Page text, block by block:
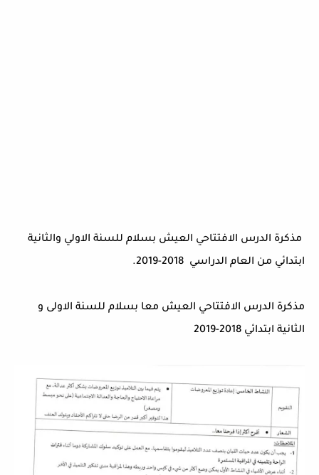
مذكرة الدرس الافتتاحي العيش بسلام للسنة الاولي والثانية
ابتدائي من العام الدراسي 2018-2019.
مذكرة الدرس الافتتاحي العيش معا بسلام للسنة الاولى و
الثانية ابتدائي 2018-2019